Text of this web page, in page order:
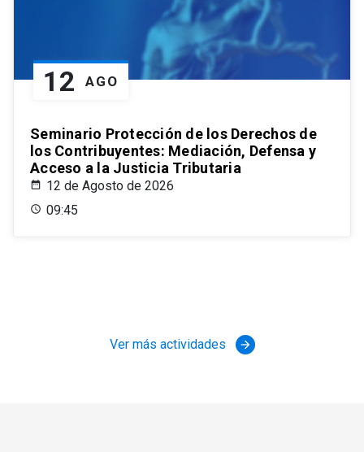
12 AGO
Seminario Protección de los Derechos de
los Contribuyentes: Mediación, Defensa y
Acceso a la Justicia Tributaria
12 de Agosto de 2026
09:45
Ver más actividades arrow_forward